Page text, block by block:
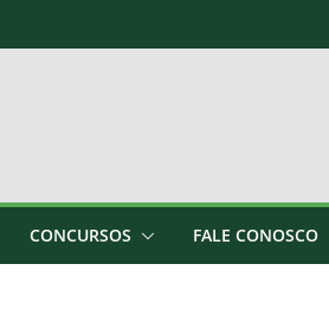
CONCURSOS FALE CONOSCO